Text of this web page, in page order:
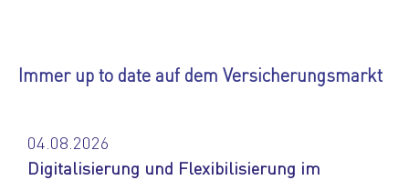
Immer up to date auf dem Versicherungsmarkt
04.08.2026
Digitalisierung und Flexibilisierung im